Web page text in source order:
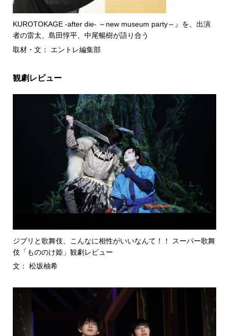
KUROTOKAGE -after die- ～new museum party～』を、出演
者の雷太、島田惇平、中尾暢樹が語り合う
取材・文： エントレ編集部
観劇レビュー
ジブリと歌舞伎、こんなに相性がいいなんて！！ スーパー歌舞
伎「もののけ姫」観劇レビュー
文： 松坂柚希